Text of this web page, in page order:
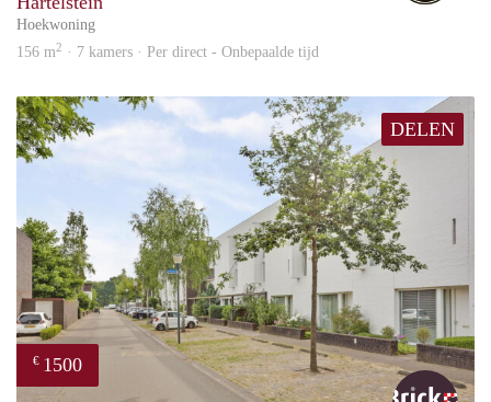
Hoekwoning
156 m2 · 7 kamers · Per direct - Onbepaalde tijd
DELEN
€ 1500
Brick